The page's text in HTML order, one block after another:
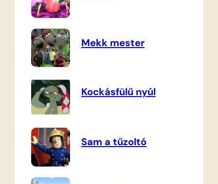
Mekk mester
Kockásfülű nyúl
Sam a tűzoltó